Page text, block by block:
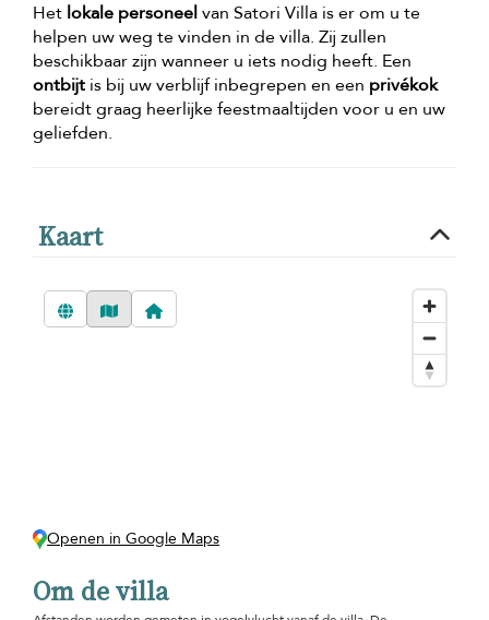
Het lokale personeelvan Satori Villa is er om u te
helpen uw weg te vinden in de villa. Zij zullen
beschikbaar zijn wanneer u iets nodig heeft. Een
ontbijt is bij uw verblijf inbegrepen en een privékok
bereidt graag heerlijke feestmaaltijden voor u en uw
geliefden.
Kaart
Openen in Google Maps
Om de villa